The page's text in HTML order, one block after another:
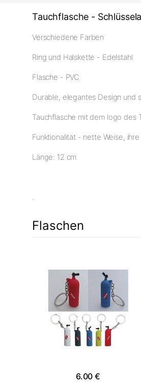
Tauchflasche -
Verschiedene Farben
Ring und Halskette - Edelstahl
Flasche - PVC
Durable, elegantes Design und
Tauchflasche mit dem logo des
Funktionalität - nette Weise,
Länge: 12 cm
.
Flaschen
6.00 €